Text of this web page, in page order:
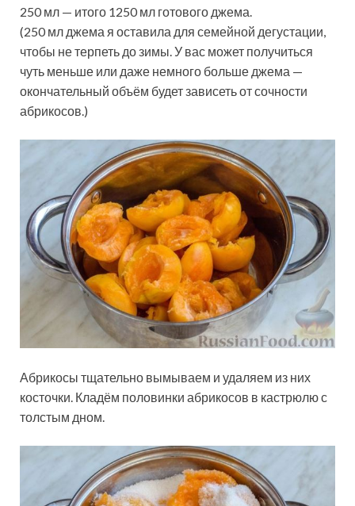
250 мл — итого 1250 мл готового джема.
(250 мл джема я оставила для семейной дегустации,
чтобы не терпеть до зимы. У вас может получиться
чуть меньше или даже немного больше джема —
окончательный объём будет зависеть от сочности
абрикосов.)
Абрикосы тщательно вымываем и удаляем из них
косточки. Кладём половинки абрикосов в кастрюлю с
толстым дном.